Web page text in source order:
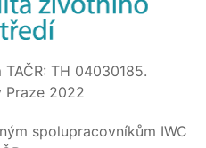
TH 04030185.
Praze 2022
spolupracovníkům IWC